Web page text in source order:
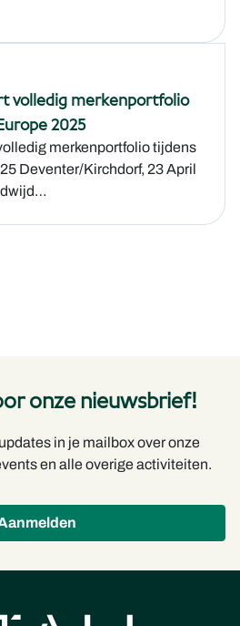
volledig merkenportfolio
2025
merkenportfolio tijdens
Deventer/Kirchdorf, 23 April
onze nieuwsbrief!
in je mailbox over onze
en alle overige activiteiten.